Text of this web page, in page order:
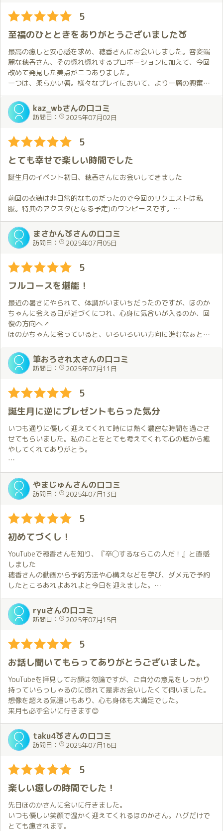
ほのかちゃんはいつも相手のことを想い、行動してくれる。そし
て、それを毎回実感できるから、何度でも会いたくなるんでしょ
う。
今回も、僕が仕切り直しを決めるまで何度も応じてくれたし、う
まくいったら一緒に喜んでくれました、もう感謝しかないです😭
ただ好きなんですね💕
ほのかちゃんは最近XやYouTubeで活躍中✨
そんな女の子と１対１で逢えるんです💕
観て楽しむのもいいですが、やっぱりライブが一番だと思います❗️
ので、詳細は控えさせていただきます😅。
基本的に穂香さんにお任せしていますが、穂香さんには自分の好
みがバレているようで、いつも瞬殺されてしまいます😣。
特に洗い場でのプレイは、何度経験してもとても心地よく、毎回
お願いしてしまいます🙏。
今回は、いつも以上に穂香さんとの会話が楽しく、近況報告から
いろんな話をしました。
自分の些細な話を穂香さんは優しく聞いてくれて、穂香さんから
もたくさん話してもらって…🙂。
楽しい時間はあっという間に過ぎ、部屋を出る際の最後のハグ🤗
とキス💋では、お部屋での楽しい余韻と、またこれで終わりかと
いう寂しさが入り混じり、次回また穂香さんに会いたいという気
持ちが強くなりました💕。
来月は穂香さんの誕生月ですが、次回の約束はもう済ませている
ができ気が付けば夢のような２時間があっという間にすぎてしま
いました。
心も身体も気持ちよく満足と幸福を感じられる時間でした。
またお会いしたくて、すぐに予約をお願いしました。来月がすご
く楽しみです。
5
至福のひとときをありがとうございました🍑
最高の癒しと安心感を求め、穂香さんにお会いしました。容姿端
麗な穂香さん、その惚れ惚れするプロポーションに加えて、今回
改めて発見した美点が二つありました。
一つは、柔らかい唇。様々なプレイにおいて、より一層の興奮を
高めてくれる素晴らしい「武器」となります。
二つめは、サービスの中で、疲労回復に効果的なツボを教えてい
ただいたことです。
限られた時間の中で、心ゆくまでリラックスし穏やかな時間を過
ごすことで、心身ともに非常に心地よい感覚をいただきました。
お会いするたびに、新たな心地よさに包まれるため、是非、多く
の皆様にこの感動を味わっていただきたいと思います。
誕生月イベントも企画されているとのこと、7月も是非お会いした
いです。
kaz_wbさんの口コミ
訪問日： 2025年07月02日
5
とても幸せで楽しい時間でした
誕生月のイベント初日、穂香さんにお会いしてきました
前回の衣装は非日常的なものだったので今回のリクエストは私
服。特典のアクスタ(となる予定)のワンピースです。
夏らしさが感じられるワンピースは触り心地がとても良くて前回
とは違ったかたちで楽しませてもらいました。
穂香さんのワンピース姿はいつ見ても素敵です。
この日は穂香さんに全てお任せ。
私から要望をお伝えしないときには穂香さんが私の反応に合わせ
てくれます。
穂香さんの対応は技術的に優れていること以上にそのときの気持
ちに合っていることが本当に素晴らしい…
そのような状況で一緒に過ごす時間を穂香さんがとても自然な感
じで楽しそうにしてくれるので最初のハグから終始幸せな気持ち
に。
誕生月限定での内容も昨年以上に楽しむことが出来て嬉しかった
です。
前回お会いした次の日曜から穂香さんの定期配信が始まりまし
た。
定期配信に参加するのも楽しいのですが実際にお会いして直接お
話しするのは特別。
多くの方が参加される配信では聞けなかったことをお話しできる
こともお伺いする際の楽しみの一つになると感じています。
穂香さんの誕生月の初日にお会いすることができたことを嬉しく
思います。
昨年お伺いしたときのことを覚えていてくれたこともとても嬉し
かった…
普段は月に一度ですが今月は特別な月なので7月中に再度お伺いす
る予定です。
まさかん🍑さんの口コミ
訪問日： 2025年07月05日
5
フルコースを堪能！
最近の暑さにやられて、体調がいまいちだったのですが、ほのか
ちゃんに会える日が近づくにつれ、心身に気合いが入るのか、回
復の方向へ↗️
ほのかちゃんに会っていると、いろいろいい方向に進むなぁと思
う今日このごろです。
というわけで、１ヶ月ぶりの出会い💕
今回はほのかちゃんの誕生月ということで、久しぶりの２枠
のんびりいろいろなことが出来るので、期待でいっぱいです😊
今日の衣装は１年ぶりの浴衣👘
うちわを手に出迎えてくれたほのかちゃん💕
淡い色の浴衣もすごく似合ってて、すごくかわいい😍
否が応でもテンションは上がります↗️
部屋に入ると、再会を喜びあって熱い抱擁🔥
前にも書きましたが、僕にとっては待ちに待った瞬間✨
この日もすべての疲れ、悩み、ストレスが今回はこの一瞬で飛ん
で行くのを実感します。
これから何が起こるかな？
期待とかいろいろふくらんで来ます😍
そして、ここから先は２人の世界💕
ほのかちゃんのおもてなしは、１度として同じことはなく、いつ
も違って、いつもいいんだけど💯今回もいつにも増してよかっ
た！
僕がやりたいと言っていたこと、出来ることすべてに対応してく
れて、時間感覚が狂うくらい。しかも、その展開がとても自然
で、たっぷり楽しんだのに、えっ！まだ時間これしか経ってない
の？と感じるほどでした💕
いろいろな場所でいろいろなことを楽しませてもらって、それだ
けでも十分なのに、ごはんもご一緒してもらって、最後はひざま
くら☺️
これをしあわせと言わずになんと言いましょう✨
これだからほのかちゃん詣はやめられないのです！
筆おろされ太さんの口コミ
訪問日： 2025年07月11日
5
誕生月に逆にプレゼントもらった気分
いつも通りに優しく迎えてくれて時には熱く濃密な時間を過ごさ
せてもらいました。私のことをとても考えてくれて心の底から癒
やしてくれてありがとう。
P.S.鏡の天井に映る自分の姿を見てこれはやせないとと実感(^^;)
やまじゅんさんの口コミ
訪問日： 2025年07月13日
5
初めてづくし！
YouTubeで穂香さんを知り、『卒◯するならこの人だ！』と直感
しました
穂香さんの動画から予約方法や心構えなどを学び、ダメ元で予約
したところあれよあれよと今日を迎えました。
送迎の方、お店の方はとても丁寧な対応をして下さり、何もかも
初めてな私でもリラックス出来ました。
いざご対面の折、本物の穂香さんを目の当たりにした刹那、その
美しさと神々しさで稲妻にでも撃たれたように電流が走り、緊張
感が一気に高まり頭の中が真っ白に。
そんな私を察してか、会話の時間をしっかりと設けてくれたおか
げで、緊張の糸はゆっくりとほぐれ、夢のようなひとときの幕開
けです。
何も知らない私を優しく柔らかく妖艶に導いていただくなかで、
互いのボルテージが徐々に上がってゆく心地よさを感じながら、
無事卒◯へといざなっていただきました。
初めてでうまくいくかどうか分からない、という不安がありまし
たが、はっきり言って杞憂でした。数々の初めてをゆっくりと存
分に堪能させてもらえました。
私の直感に間違いはなかった、勇気を出して来てよかった、そう
思わせてくれる方と出会えたことは奇跡です。
かけがえのない時間をありがとうございました。また会える日を
楽しみに❤️
ryuさんの口コミ
訪問日： 2025年07月15日
5
お話し聞いてもらってありがとうございました。
YouTubeを拝見してお顔は勿論ですが、ご自分の意見をしっかり
持っていらっしゃるのに惚れて是非お会いしたくて伺いました。
想像を超える気遣いもあり、心も身体も大満足でした。
来月も必ず会いに行きます😊
taku4🍑さんの口コミ
訪問日： 2025年07月16日
5
楽しい癒しの時間でした！
先日ほのかさんに会いに行きました。
いつも優しい笑顔で温かく迎えてくれるほのかさん。ハグだけで
とても癒されます。